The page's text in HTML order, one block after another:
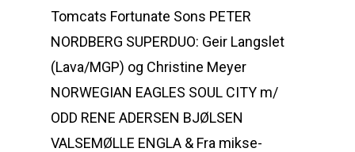
Tomcats Fortunate Sons PETER
NORDBERG SUPERDUO: Geir Langslet
(Lava/MGP) og Christine Meyer
NORWEGIAN EAGLES SOUL CITY m/
ODD RENE ADERSEN BJØLSEN
VALSEMØLLE ENGLA & Fra mikse-